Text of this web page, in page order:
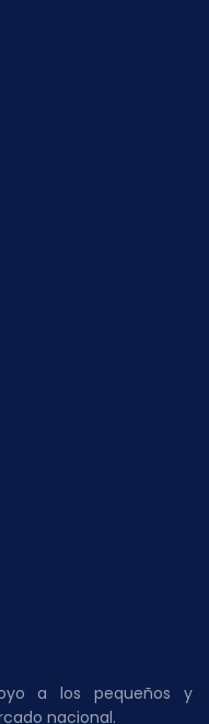
a los pequeños y
nacional.